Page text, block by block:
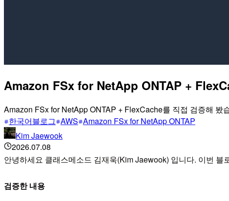
Amazon FSx for NetApp ONTAP +
Amazon FSx for NetApp ONTAP + FlexCache를 직접 검증해 봤
한국어블로그 AWS Amazon FSx for NetApp ONTAP
Kim Jaewook
2026.07.08
안녕하세요 클래스메소드 김재욱(Kim Jaewook) 입니다. 이번
검증한 내용